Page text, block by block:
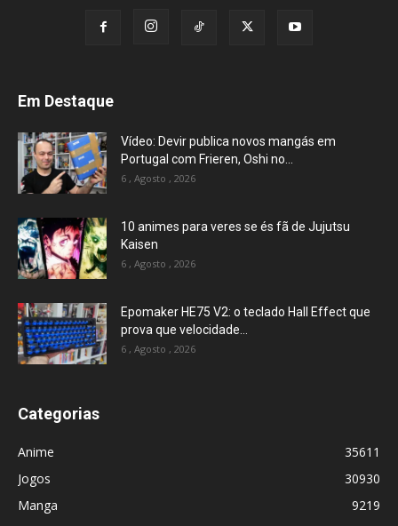
Em Destaque
Vídeo: Devir publica novos mangás em
Portugal com Frieren, Oshi no...
6 , Agosto , 2026
10 animes para veres se és fã de Jujutsu
Kaisen
6 , Agosto , 2026
Epomaker HE75 V2: o teclado Hall Effect que
prova que velocidade...
6 , Agosto , 2026
Categorias
Anime
35611
Jogos
30930
Manga
9219